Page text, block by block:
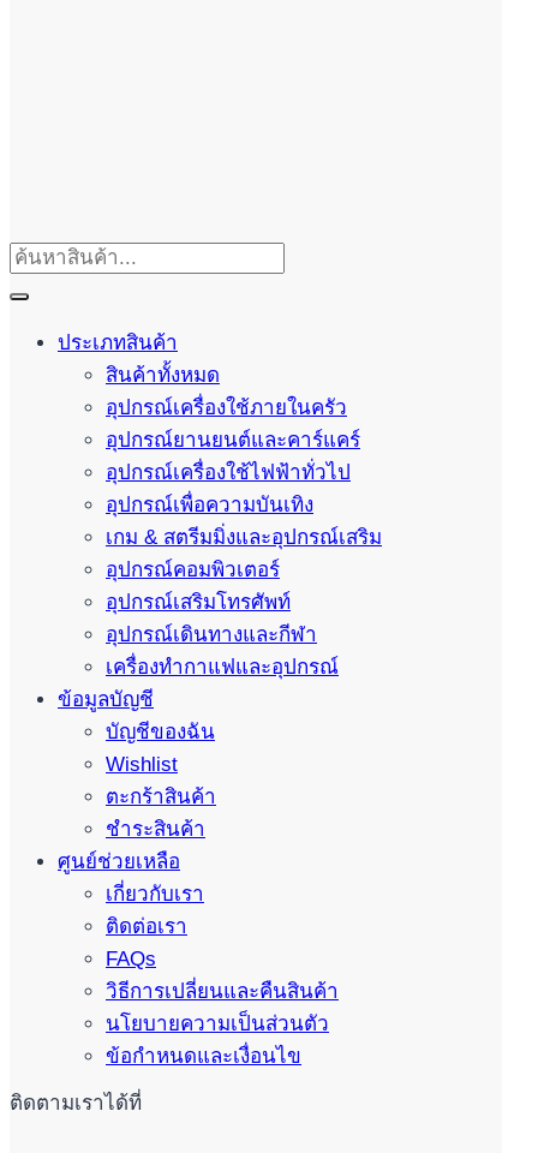
ประเภทสินค้า
สินค้าทั้งหมด
อุปกรณ์เครื่องใช้ภายในครัว
อุปกรณ์ยานยนต์และคาร์แคร์
อุปกรณ์เครื่องใช้ไฟฟ้าทั่วไป
อุปกรณ์เพื่อความบันเทิง
เกม & สตรีมมิ่งและอุปกรณ์เสริม
อุปกรณ์คอมพิวเตอร์
อุปกรณ์เสริมโทรศัพท์
อุปกรณ์เดินทางและกีฬา
เครื่องทำกาแฟและอุปกรณ์
ข้อมูลบัญชี
บัญชีของฉัน
Wishlist
ตะกร้าสินค้า
ชำระสินค้า
ศูนย์ช่วยเหลือ
เกี่ยวกับเรา
ติดต่อเรา
FAQs
วิธีการเปลี่ยนและคืนสินค้า
นโยบายความเป็นส่วนตัว
ข้อกำหนดและเงื่อนไข
ติดตามเราได้ที่